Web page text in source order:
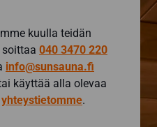
kuulla teidän
040 3470 220
info@sunsauna.fi
käyttää alla olevaa
yhteystietomme.